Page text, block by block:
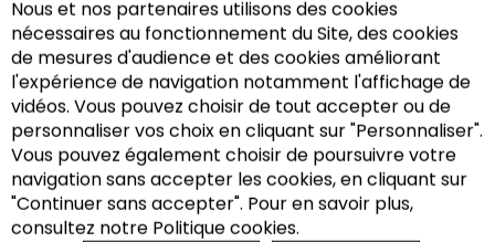
Recherche
Nous et nos partenaires utilisons des cookies
nécessaires au fonctionnement du Site, des cookies
de mesures d'audience et des cookies améliorant
l'expérience de navigation notamment l'affichage de
vidéos. Vous pouvez choisir de tout accepter ou de
personnaliser vos choix en cliquant sur "Personnaliser".
Vous pouvez également choisir de poursuivre votre
navigation sans accepter les cookies, en cliquant sur
"Continuer sans accepter". Pour en savoir plus,
consultez notre Politique cookies.